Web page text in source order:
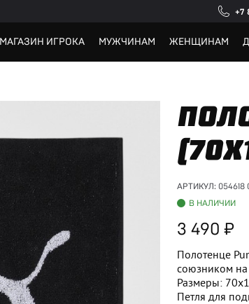
+7
МАГАЗИН ИГРОКА МУЖЧИНАМ ЖЕНЩИНАМ
АРТИКУЛ: 054618
В НАЛИЧИИ
3 490
Полотенце
союзником на
Размеры:
Петля для